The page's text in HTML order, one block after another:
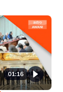
01:16